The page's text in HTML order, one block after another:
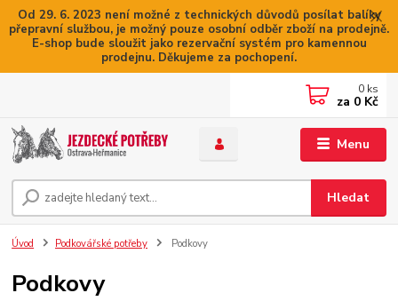
Od 29. 6. 2023 není možné z technických důvodů posílat balíky
přepravní službou, je možný pouze osobní odběr zboží na prodejně.
E-shop bude sloužit jako rezervační systém pro kamennou
prodejnu. Děkujeme za pochopení.
Menu
Hledat
0 ks
za 0 Kč
Úvod Podkovářské potřeby Podkovy
Podkovy